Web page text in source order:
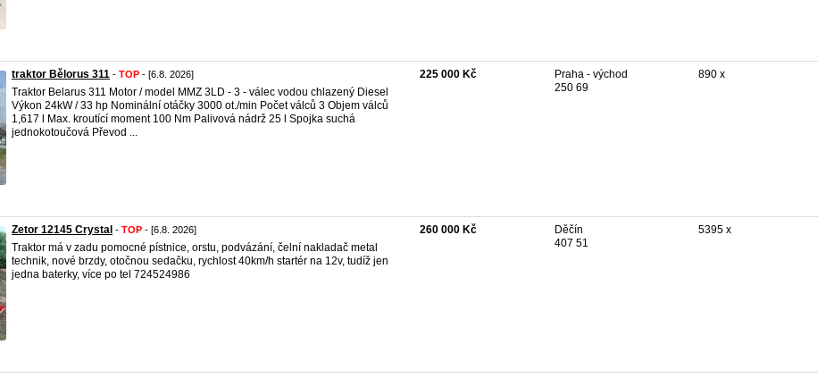
traktor Bělorus 311 - TOP - [6.8. 2026]
Traktor Belarus 311 Motor / model MMZ 3LD - 3 - válec vodou chlazený Diesel
Výkon 24kW / 33 hp Nominální otáčky 3000 ot./min Počet válců 3 Objem válců
1,617 l Max. kroutící moment 100 Nm Palivová nádrž 25 l Spojka suchá
jednokotoučová Převod ...
225 000 Kč
Praha - východ
250 69
890 x
Zetor 12145 Crystal - TOP - [6.8. 2026]
Traktor má v zadu pomocné pístnice, orstu, podvázání, čelní nakladač metal
technik, nové brzdy, otočnou sedačku, rychlost 40km/h startér na 12v, tudíž jen
jedna baterky, více po tel 724524986
260 000 Kč
Děčín
407 51
5395 x